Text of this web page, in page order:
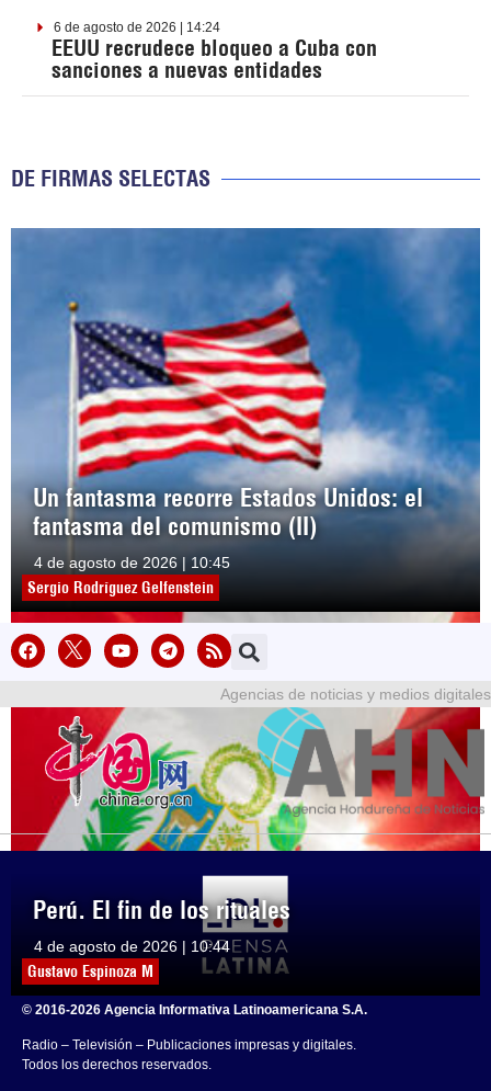
6 de agosto de 2026 | 14:24
EEUU recrudece bloqueo a Cuba con
sanciones a nuevas entidades
DE FIRMAS SELECTAS
Un fantasma recorre Estados Unidos: el
fantasma del comunismo (II)
4 de agosto de 2026 | 10:45
Sergio Rodríguez Gelfenstein
Perú. El fin de los rituales
4 de agosto de 2026 | 10:44
Gustavo Espinoza M
Agencias de noticias y medios digitales
© 2016-2026 Agencia Informativa Latinoamericana S.A.
Radio – Televisión – Publicaciones impresas y digitales.
Todos los derechos reservados.